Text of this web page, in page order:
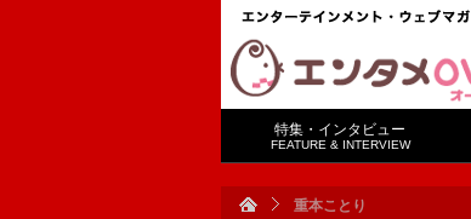
特集・インタビュー
FEATURE & INTERVIEW
重本ことり